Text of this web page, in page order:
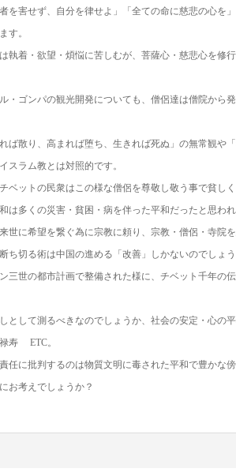
を害せず、自分を律せよ」「全ての命に慈悲の心を
す。
は執着・欲望・煩悩に苦しむが、菩薩心・慈悲心を修
・ゴンパの観光開発についても、僧侶達は僧院から
ば散り、高まれば堕ち、生きれば死ぬ」の無常観や
スラム教とは対照的です。
ベットの民衆はこの様な僧侶を尊敬し敬う事で貧し
は多くの災害・貧困・病を伴った平和だったと思われ
世に希望を繋ぐ為に宗教に頼り、宗教・僧侶・寺院
ち切る術は中国の進める「改善」しかないのでしょう
三世の都市計画で整備された様に、チベット千年の
として測るべきなのでしょうか、社会の安定・心の
寿 ETC。
任に批判するのは物質文明に毒された平和で豊かな
お考えでしょうか？